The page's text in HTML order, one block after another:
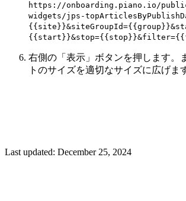
https://onboarding.piano.io/
widgets/jps-
右側の「表示」ボタンを押します。
トのサイズを適切なサイズに広げま
Last updated: December 25, 2024